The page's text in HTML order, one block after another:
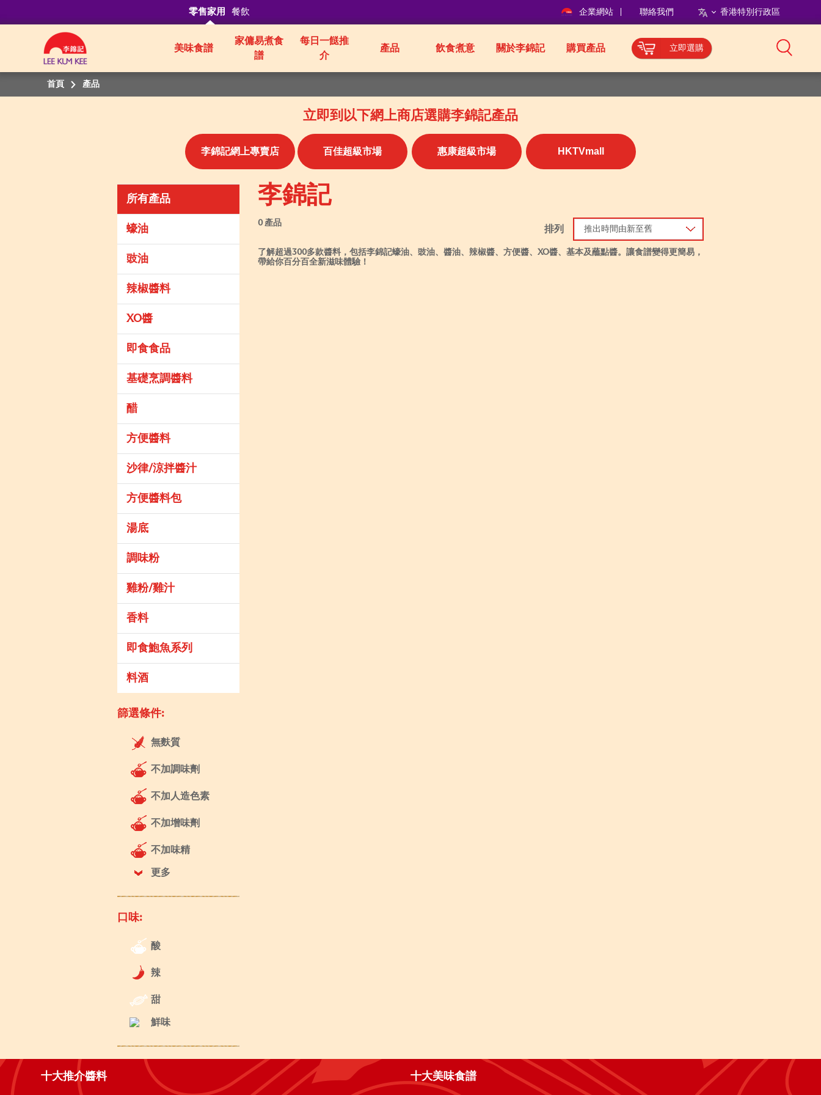
零售家用 餐飲 企業網站 聯絡我們 香港特別行政區
美味食譜
家傭易煮食
譜
每日一餸推
介
產品 飲食煮意 關於李錦記 購買產品 立即選購
首頁 產品
立即到以下網上商店選購李錦記產品
李錦記網上專賣店 百佳超級市場 惠康超級市場 HKTVmall
所有產品
蠔油
豉油
辣椒醬料
XO醬
即食食品
基礎烹調醬料
醋
方便醬料
沙律/涼拌醬汁
方便醬料包
湯底
調味粉
雞粉/雞汁
香料
即食鮑魚系列
料酒
篩選條件:
無麩質
不加調味劑
不加人造色素
不加增味劑
不加味精
更多
口味:
酸
辣
甜
鮮味
李錦記
0 產品
排列 推出時間由新至舊
了解超過300多款醬料，包括李錦記蠔油、豉油、醬油、辣椒醬、方便醬、XO醬、基本及蘸點醬。讓食譜變得更簡易，
帶給你百分百全新滋味體驗！
十大推介醬料 十大美味食譜